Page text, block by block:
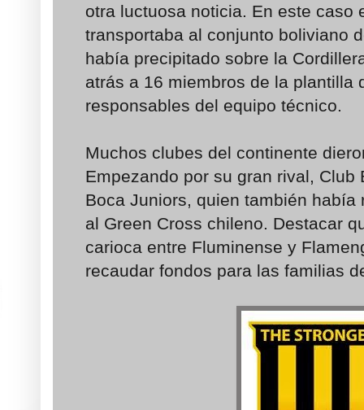
otra luctuosa noticia. En este caso
transportaba al conjunto boliviano
había precipitado sobre la
atrás a 16 miembros de la plantilla
responsables del equipo técnico.
Muchos clubes del continente
Empezando por su gran rival, Club
Boca Juniors, quien también había
al Green Cross chileno. Destacar
carioca entre Fluminense y
recaudar fondos para las familias